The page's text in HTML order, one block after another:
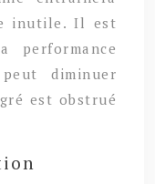
inutile. Il est
performance
diminuer
est obstrué